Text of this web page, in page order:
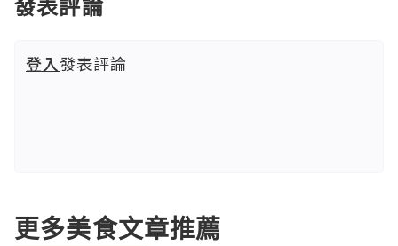
登入發表評論
更多美食文章推薦